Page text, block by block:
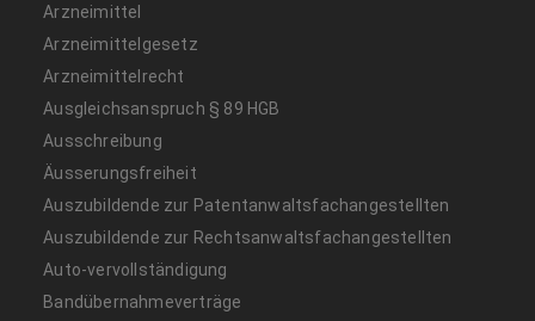
Arzneimittel
Arzneimittelgesetz
Arzneimittelrecht
Ausgleichsanspruch § 89 HGB
Ausschreibung
Äusserungsfreiheit
Auszubildende zur Patentanwaltsfachangestellten
Auszubildende zur Rechtsanwaltsfachangestellten
Auto-vervollständigung
Bandübernahmeverträge